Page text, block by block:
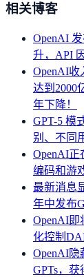
相关博客
OpenAI
升，API
OpenAI收
达到2000
年下降！
GPT-5 模
别、不同
OpenAI正
编码和游
最新消息
年中发布
OpenAI即
化控制
OpenAI隐
GPTs，